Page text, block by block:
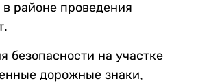
районе проведения
безопасности на участке
дорожные знаки,